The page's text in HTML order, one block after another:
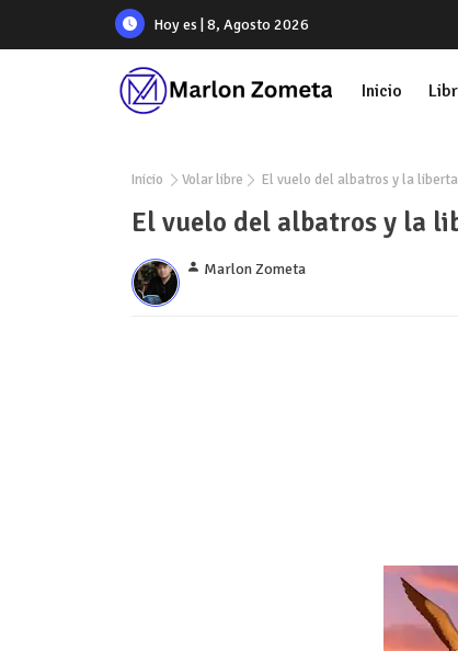
Hoy es | 8, Agosto 2026
Inicio
Inicio Volar libre El vuelo del albatros y la
El vuelo del albatros y la
Marlon Zometa